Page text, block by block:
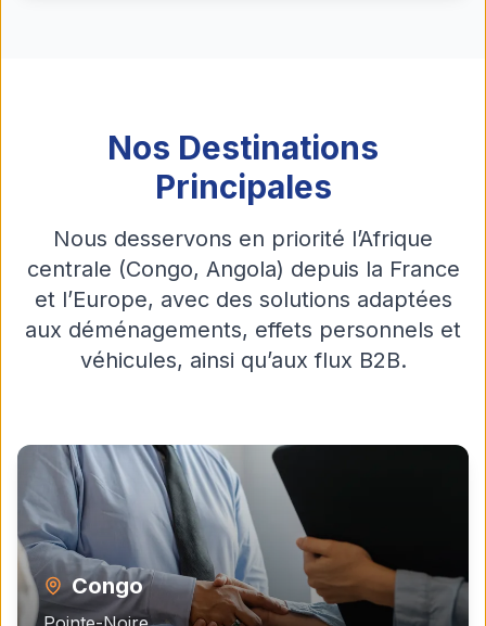
Nos Destinations
Principales
Nous desservons en priorité l’Afrique
centrale (Congo, Angola) depuis la France
et l’Europe, avec des solutions adaptées
aux déménagements, effets personnels et
véhicules, ainsi qu’aux flux B2B.
Congo